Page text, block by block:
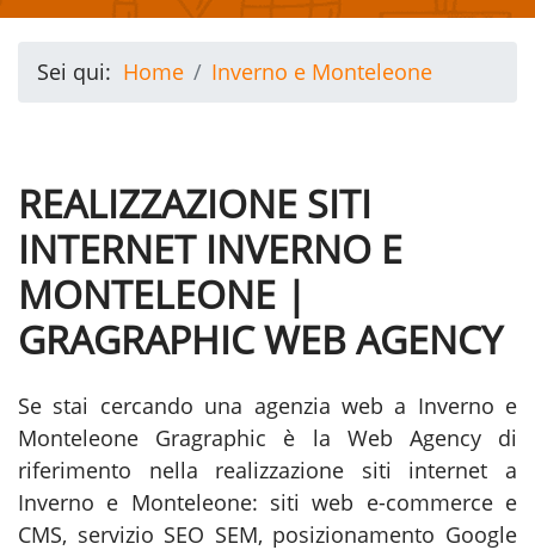
Sei qui: Home Inverno e Monteleone
REALIZZAZIONE SITI
INTERNET INVERNO E
MONTELEONE |
GRAGRAPHIC WEB AGENCY
Se stai cercando una agenzia web a Inverno e
Monteleone Gragraphic è la Web Agency di
riferimento nella realizzazione siti internet a
Inverno e Monteleone: siti web e-commerce e
CMS, servizio SEO SEM, posizionamento Google